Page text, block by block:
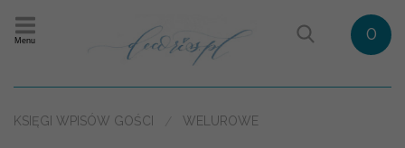
Menu 0
KSIĘGI WPISÓW GOŚCI WELUROWE